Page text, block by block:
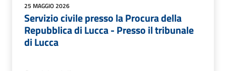
25 MAGGIO 2026
Servizio civile presso la Procura della
Repubblica di Lucca - Presso il tribunale
di Lucca